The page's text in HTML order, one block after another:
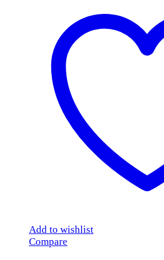
Add to wishlist
Compare